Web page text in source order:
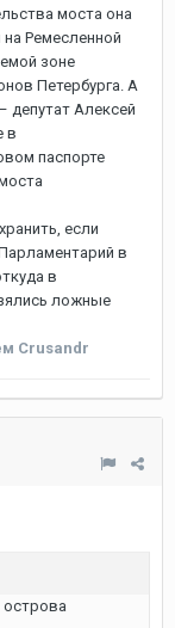
моста она
Ремесленной
зоне
Петербурга. А
депутат Алексей
в
паспорте
если
в
в
ложные
Crusandr